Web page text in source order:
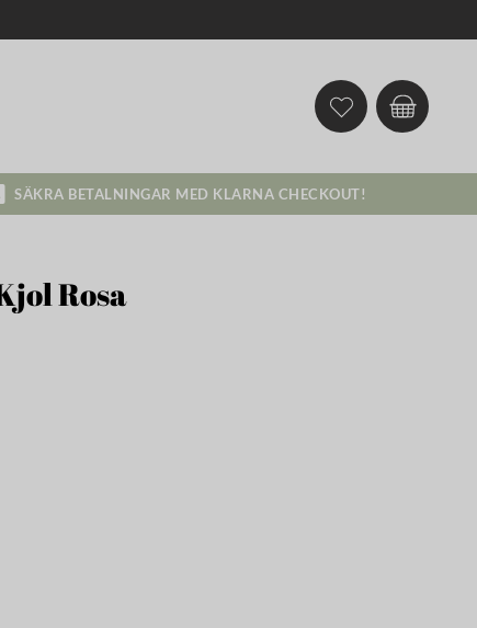
SÄKRA BETALNINGAR MED KLARNA CHECKOUT!
Rosa